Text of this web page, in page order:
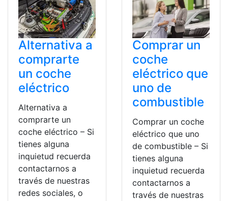
Alternativa a
comprarte
un coche
eléctrico
Alternativa a
comprarte un
coche eléctrico – Si
tienes alguna
inquietud recuerda
contactarnos a
través de nuestras
redes sociales, o
Comprar un
coche
eléctrico que
uno de
combustible
Comprar un coche
eléctrico que uno
de combustible – Si
tienes alguna
inquietud recuerda
contactarnos a
través de nuestras